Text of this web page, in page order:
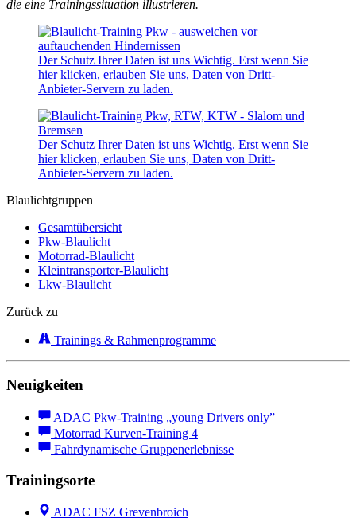
die eine Trainingssituation illustrieren.
Der Schutz Ihrer Daten ist uns Wichtig. Erst wenn Sie
hier klicken, erlauben Sie uns, Daten von Dritt-
Anbieter-Servern zu laden.
Der Schutz Ihrer Daten ist uns Wichtig. Erst wenn Sie
hier klicken, erlauben Sie uns, Daten von Dritt-
Anbieter-Servern zu laden.
Blaulichtgruppen
Gesamtübersicht
Pkw-Blaulicht
Motorrad-Blaulicht
Kleintransporter-Blaulicht
Lkw-Blaulicht
Zurück zu
Trainings & Rahmenprogramme
Neuigkeiten
ADAC Pkw-Training „young Drivers only”
Motorrad Kurven-Training 4
Fahrdynamische Gruppenerlebnisse
Trainingsorte
ADAC FSZ Grevenbroich